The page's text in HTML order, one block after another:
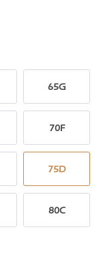
65G
70F
75D
80C